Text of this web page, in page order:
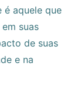
é aquele que
suas
de suas
e na